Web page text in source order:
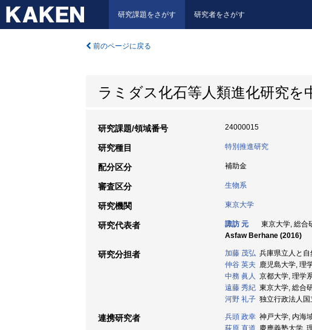
研究課題をさがす 研究者をさがす
前のページに戻る
ラミダス化石等人類進化研究
研究課題/領域番号 24000015
研究種目 特別推進研究
配分区分 補助金
審査区分 生物系
研究機関 東京大学
研究代表者 諏訪 元
東京大学, 総合
Asfaw Berhane (2016)
研究分担者 加藤 茂弘 兵庫県立人と
仲谷 英夫 鹿児島大学, 理
中務 眞人 京都大学, 理学
遠藤 秀紀 東京大学, 総合
河野 礼子 独立行政法人
連携研究者 兵頭 政幸 神戸大学, 内海
荻原 直道 慶應義塾大学,